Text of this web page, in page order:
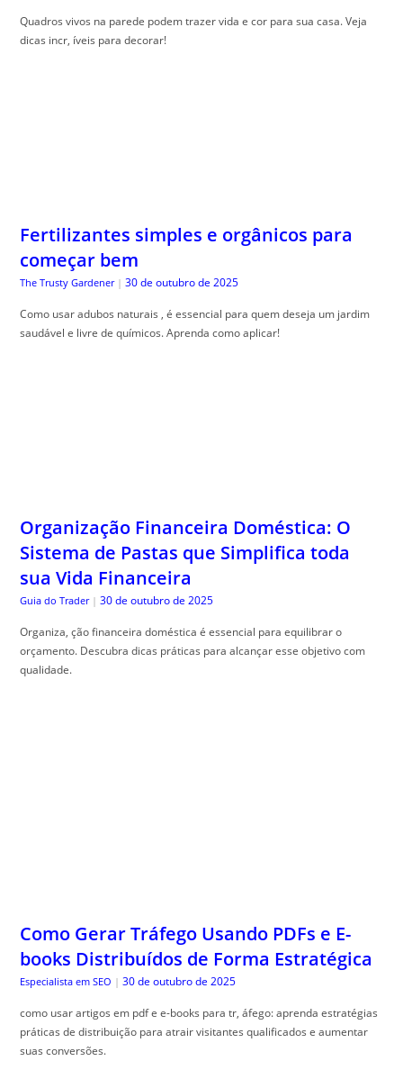
Quadros vivos na parede podem trazer vida e cor para sua casa. Veja
dicas incr, íveis para decorar!
Fertilizantes simples e orgânicos para
começar bem
The Trusty Gardener | 30 de outubro de 2025
Como usar adubos naturais , é essencial para quem deseja um jardim
saudável e livre de químicos. Aprenda como aplicar!
Organização Financeira Doméstica: O
Sistema de Pastas que Simplifica toda
sua Vida Financeira
Guia do Trader | 30 de outubro de 2025
Organiza, ção financeira doméstica é essencial para equilibrar o
orçamento. Descubra dicas práticas para alcançar esse objetivo com
qualidade.
Como Gerar Tráfego Usando PDFs e E-
books Distribuídos de Forma Estratégica
Especialista em SEO | 30 de outubro de 2025
como usar artigos em pdf e e-books para tr, áfego: aprenda estratégias
práticas de distribuição para atrair visitantes qualificados e aumentar
suas conversões.